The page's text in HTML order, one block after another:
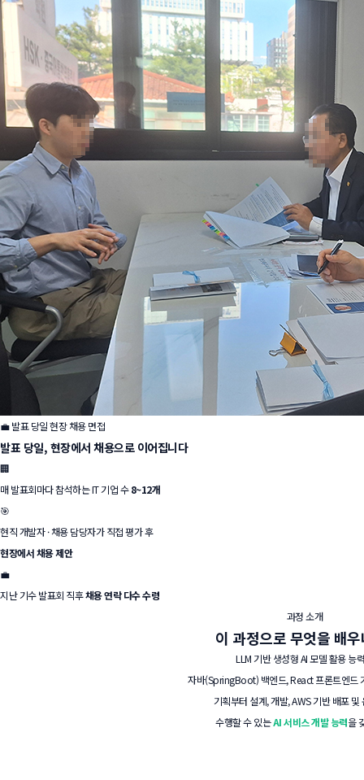
💼 발표 당일 현장 채용 면접
발표 당일, 현장에서 채용으로이어집니다
🏢
매 발표회마다 참석하는 IT 기업 수8~12개
🎯
현직 개발자 · 채용 담당자가 직접 평가 후
현장에서 채용 제안
💼
지난 기수 발표회 직후채용 연락 다수 수령
과정 소개
이 과정으로무엇을 배
LLM 기반 생성형 AI 모델 활용 능
자바(SpringBoot) 백엔드, React 프론트엔드
기획부터 설계, 개발, AWS 기반 배포 및
수행할 수 있는AI 서비스 개발 능력을